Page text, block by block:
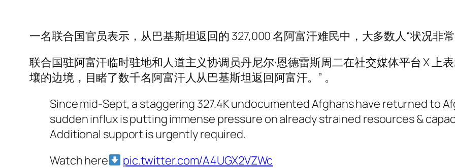
一名联合国官员表示，从巴基斯坦返回的 327,000 名阿富汗难民中，大多数人“状况非
联合国驻阿富汗临时驻地和人道主义协调员丹尼尔·恩德雷斯周二在社交媒体平台 X 上
壤的边境，目睹了数千名阿富汗人从巴基斯坦返回阿富汗。” 。
Since mid-Sept, a staggering 327.4K undocumented Afghans have returned to
sudden influx is putting immense pressure on already strained resources &
Additional support is urgently required.
Watch here
pic.twitter.com/A4UGX2VZWc